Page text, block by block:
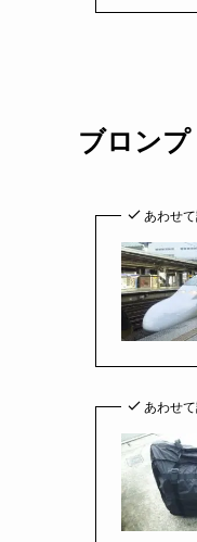
ブロン
あわせ
あわせ